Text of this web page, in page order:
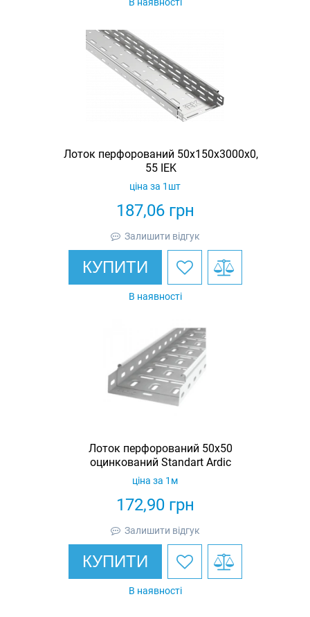
Лоток перфорований 50х150х3000х0,
55 IEK
187,06грн
ціна за 1шт
Залишити відгук
КУПИТИ
В наявності
Лоток перфорований 50х50
оцинкований Standart Ardic
172,90грн
ціна за 1м
Залишити відгук
КУПИТИ
В наявності